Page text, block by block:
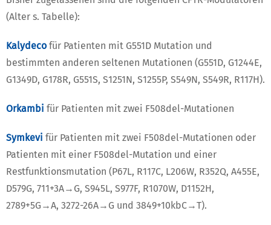
(Alter s. Tabelle):
Kalydeco für Patienten mit G551D Mutation und
bestimmten anderen seltenen Mutationen (G551D, G1244E,
G1349D, G178R, G551S, S1251N, S1255P, S549N, S549R, R117H).
Orkambi für Patienten mit zwei F508del-Mutationen
Symkevi für Patienten mit zwei F508del-Mutationen oder
Patienten mit einer F508del-Mutation und einer
Restfunktionsmutation (P67L, R117C, L206W, R352Q, A455E,
D579G, 711+3A→G, S945L, S977F, R1070W, D1152H,
2789+5G→A, 3272-26A→G und 3849+10kbC→T).